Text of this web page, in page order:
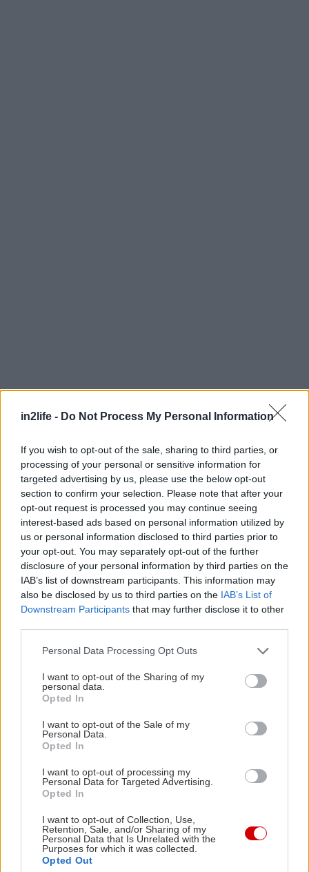
in2life - Do Not Process My Personal Information
If you wish to opt-out of the sale, sharing to third parties, or
processing of your personal or sensitive information for
targeted advertising by us, please use the below opt-out
section to confirm your selection. Please note that after your
opt-out request is processed you may continue seeing
interest-based ads based on personal information utilized by
us or personal information disclosed to third parties prior to
your opt-out. You may separately opt-out of the further
disclosure of your personal information by third parties on the
IAB’s list of downstream participants. This information may
also be disclosed by us to third parties on the IAB’s List of
Downstream Participants that may further disclose it to other
Please note that this website/app uses one or more Google
not limited to your visit or usage behaviour. You may click to
grant or deny consent to Google and its third-party tags to
use your data for below specified purposes in below Google
consent section.
Personal Data Processing Opt Outs
I want to opt-out of the Sharing of my
personal data.
Opted In
I want to opt-out of the Sale of my
Personal Data.
Opted In
I want to opt-out of processing my
Personal Data for Targeted Advertising.
Opted In
I want to opt-out of Collection, Use,
Retention, Sale, and/or Sharing of my
Personal Data that Is Unrelated with the
Purposes for which it was collected.
Opted Out
Με το που ήρθες στην Αθήνα, έκανες κάποιες
μπήκες και στην ομάδα του ”Μουσικού
Κουτιού” που πρόσφατα έκανε φινάλε στην
ΕΡΤ1. Μετά από τέτοιο δυνατό ξεκίνημα, τι θα
ήθελες στη συνέχεια; Προτιμάς τις ζωντανές
εμφανίσεις ή την ησυχία του studio;
Δε ξέρω πραγματικά τι θα ήθελα, είμαι 28
χρονών, το ψάχνω κάθε μέρα. Χαχα! Σίγουρα να
είμαι σωματικά και ψυχικά υγιής όσο γίνεται, να
παίζω πολύ ποδόσφαιρο και να είμαι μέρος
δημιουργικών μικροκλιμάτων.
Αισθάνομαι πληρότητα και ευγνωμοσύνη για όσα
μου δόθηκαν μέσα από αυτά τα υπέροχα τέσσερα
χρόνια του κουτιού και των συναυλιών με το Νίκο
Πορτοκάλογλου. Έχω μπει συνειδητά σε ένα
ανεξερεύνητο μονοπάτι και παρατηρώ όσο πιο
ενεργά μπορώ που με οδηγεί. Έχω όρεξη και
το οποίο βέβαια απαιτεί οργάνωση και συνεχή
επανεξέταση προταιρεοτήτων.